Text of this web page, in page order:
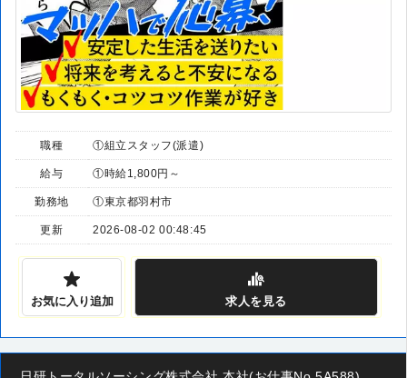
職種 ①組立スタッフ(派遣)
給与 ①時給1,800円～
勤務地 ①東京都羽村市
更新 2026-08-02 00:48:45
お気に入り追加 求人 を見る